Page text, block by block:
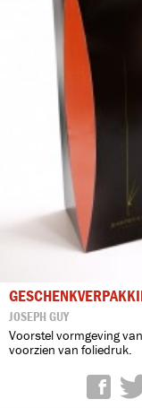
JOSEPH GUY
Voorstel vormgeving
voorzien van foliedruk.